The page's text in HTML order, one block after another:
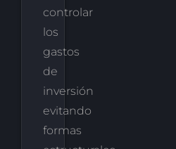
controlar
los
gastos
de
inversión
evitando
formas